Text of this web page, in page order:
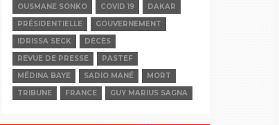
OUSMANE SONKO
COVID 19
DAKAR
PRÉSIDENTIELLE
GOUVERNEMENT
IDRISSA SECK
DÉCÈS
REVUE DE PRESSE
PASTEF
MÉDINA BAYE
SADIO MANÉ
MORT
TRIBUNE
FRANCE GUY MARIUS SAGNA